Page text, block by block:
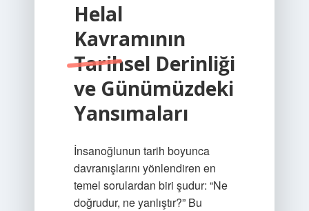
Helal
Kavramının
Tarihsel Derinliği
ve Günümüzdeki
Yansımaları
İnsanoğlunun tarih boyunca
davranışlarını yönlendiren en
temel sorulardan biri şudur: “Ne
doğrudur, ne yanlıştır?” Bu